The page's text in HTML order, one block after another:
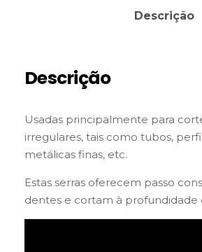
Descrição
Descrição
Usadas principalmente para
irregulares, tais como tubos,
metálicas finas, etc.
Estas serras oferecem passo
dentes e cortam à profundidade